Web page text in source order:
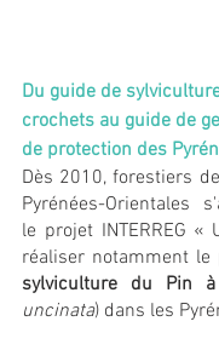
Du guide de
crochets au guide de
de protection des
Dès 2010, forestiers
Pyrénées-Orientales
le projet INTERREG «
réaliser notamment le
sylviculture du Pin
uncinata) dans les